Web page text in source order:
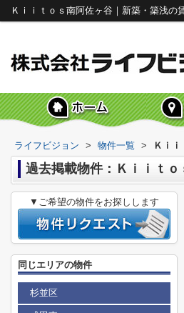
Ｋｉｉｔｏｓ南阿佐ヶ谷｜新築・築浅の
ライフビジョン > 物件一覧 > Ｋｉ
過去掲載物件：Ｋｉｉｔｏ
▼ご希望の物件をお探しします
同じエリアの物件
杉並区